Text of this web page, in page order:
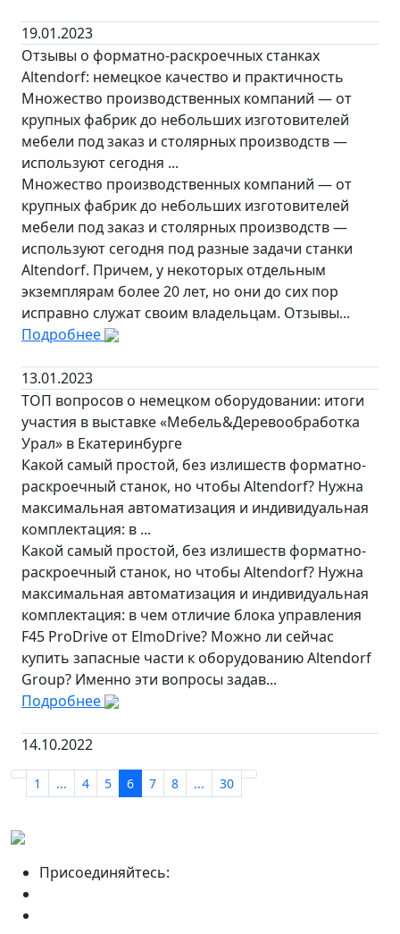
19.01.2023
Отзывы о форматно-раскроечных станках
Altendorf: немецкое качество и практичность
Множество производственных компаний — от
крупных фабрик до небольших изготовителей
мебели под заказ и столярных производств —
используют сегодня ...
Множество производственных компаний — от
крупных фабрик до небольших изготовителей
мебели под заказ и столярных производств —
используют сегодня под разные задачи станки
Altendorf. Причем, у некоторых отдельным
экземплярам более 20 лет, но они до сих пор
исправно служат своим владельцам. Отзывы...
Подробнее
13.01.2023
ТОП вопросов о немецком оборудовании: итоги
участия в выставке «Мебель&Деревообработка
Урал» в Екатеринбурге
Какой самый простой, без излишеств форматно-
раскроечный станок, но чтобы Altendorf? Нужна
максимальная автоматизация и индивидуальная
комплектация: в ...
Какой самый простой, без излишеств форматно-
раскроечный станок, но чтобы Altendorf? Нужна
максимальная автоматизация и индивидуальная
комплектация: в чем отличие блока управления
F45 ProDrive от ElmoDrive? Можно ли сейчас
купить запасные части к оборудованию Altendorf
Group? Именно эти вопросы задав...
Подробнее
14.10.2022
1 ... 4 5 6 7 8 ... 30
Присоединяйтесь: